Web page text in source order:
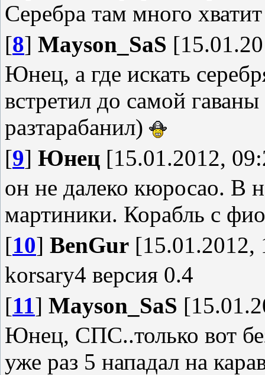
Серебра там много
[8] Mayson_SaS
Юнец, а где искать
встретил до самой
разтарабанил)
[9] Юнец [15.01.2012,
он не далеко кюросао. В
мартиники. Корабль с
[10] BenGur [15.01.2012,
korsary4 версия 0.4
[11] Mayson_SaS
Юнец, СПС..только вот
уже раз 5 нападал на